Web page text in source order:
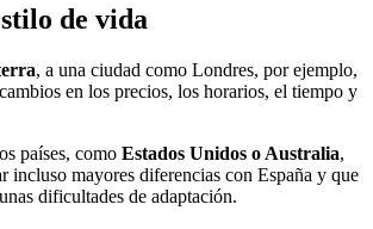
de vida
, a una ciudad como Londres, por ejemplo,
en los precios, los horarios, el tiempo y
países, como Estados Unidos o Australia,
incluso mayores diferencias con España y que
dificultades de adaptación.